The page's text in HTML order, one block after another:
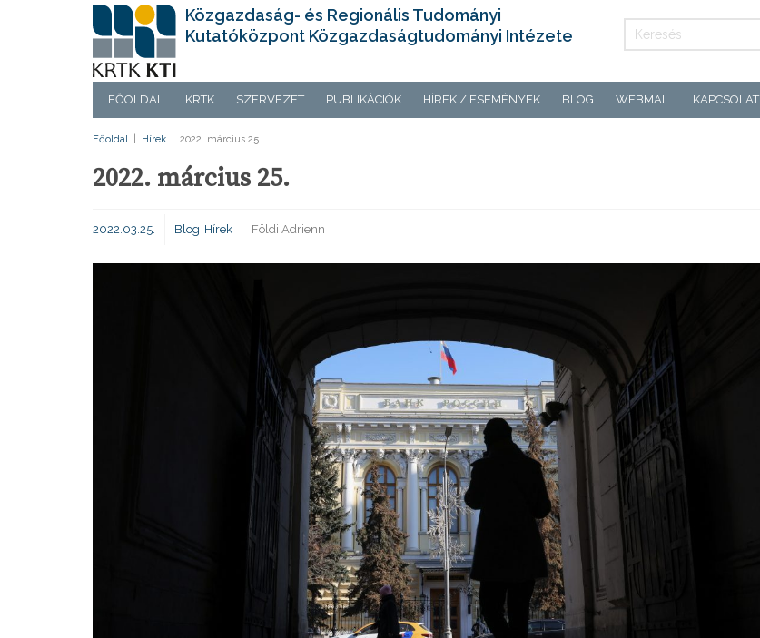
Közgazdaság- és Regionális Tudományi
Kutatóközpont Közgazdaságtudományi Intézete
FŐOLDAL KRTK SZERVEZET PUBLIKÁCIÓK HÍREK / ESEMÉNYEK BLOG WEBMAIL KAPCSOLAT
Főoldal Hírek 2022. március 25.
2022. március 25.
2022.03.25. Blog Hírek Földi Adrienn